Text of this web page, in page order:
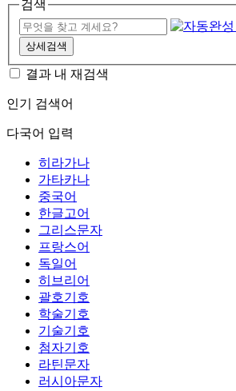
검색
상세검색
결과 내 재검색
인기 검색어
다국어 입력
히라가나
가타카나
중국어
한글고어
그리스문자
프랑스어
독일어
히브리어
괄호기호
학술기호
기술기호
첨자기호
라틴문자
러시아문자